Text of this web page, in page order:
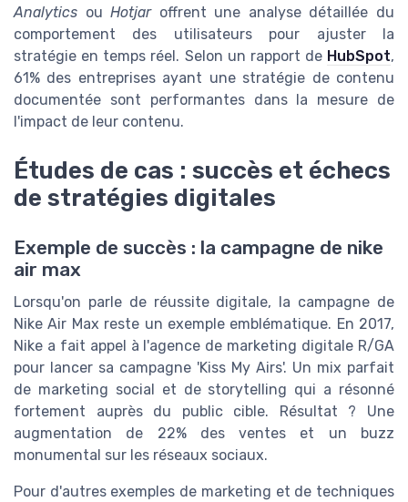
Analytics ouHotjaroffrent une analyse détaillée du
comportement des utilisateurs pour ajuster la
stratégie en temps réel. Selon un rapport de HubSpot,
61% des entreprises ayant une stratégie de contenu
documentée sont performantes dans la mesure de
l'impact de leur contenu.
Études de cas : succès et échecs
de stratégies digitales
Exemple de succès : la campagne de nike
air max
Lorsqu'on parle de réussite digitale, la campagne de
Nike Air Max reste un exemple emblématique. En 2017,
Nike a fait appel à l'agence de marketing digitale R/GA
pour lancer sa campagne 'Kiss My Airs'. Un mix parfait
de marketing social et de storytelling qui a résonné
fortement auprès du public cible. Résultat ? Une
augmentation de 22% des ventes et un buzz
monumental sur les réseaux sociaux.
Pour d'autres exemples de marketing et de techniques